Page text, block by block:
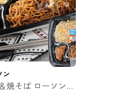
ン
焼そば ローソンの